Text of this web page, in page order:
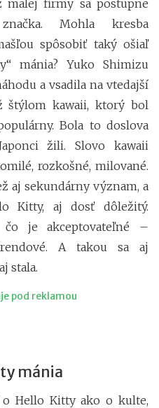
malej firmy sa postupne
Mohla kresba
spôsobiť taký ošiaľ
mánia? Yuko Shimizu
a vsadila na vtedajší
štýlom kawaii, ktorý bol
Bola to doslova
žili. Slovo kawaii
rozkošné, milované.
aj sekundárny význam, a
Kitty, aj dosť dôležitý.
čo je akceptovateľné –
A takou sa aj
stala.
pod reklamou
mánia
Hello Kitty ako o kulte,